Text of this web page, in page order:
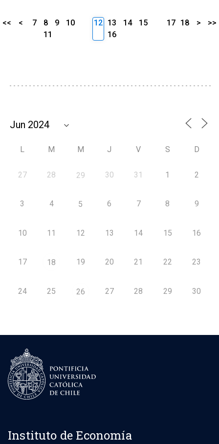
<< < 7 8 9
10
11
12 13 14
15
16
17 18 > >>
L M M J V S D
27 28 29 30 31 1 2
3 4 5 6 7 8 9
10 11 12 13 14 15 16
17 18 19 20 21 22 23
24 25 26 27 28 29 30
Instituto de Economía